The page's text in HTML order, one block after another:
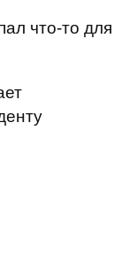
что-то для